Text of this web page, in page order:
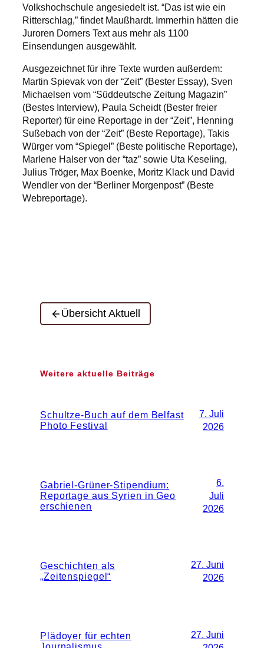
Volkshochschule angesiedelt ist. “Das ist wie ein
Ritterschlag,” findet Maußhardt. Immerhin hätten die
Juroren Dorners Text aus mehr als 1100
Einsendungen ausgewählt.
Ausgezeichnet für ihre Texte wurden außerdem:
Martin Spievak von der “Zeit” (Bester Essay), Sven
Michaelsen vom “Süddeutsche Zeitung Magazin”
(Bestes Interview), Paula Scheidt (Bester freier
Reporter) für eine Reportage in der “Zeit”, Henning
Sußebach von der “Zeit” (Beste Reportage), Takis
Würger vom “Spiegel” (Beste politische Reportage),
Marlene Halser von der “taz” sowie Uta Keseling,
Julius Tröger, Max Boenke, Moritz Klack und David
Wendler von der “Berliner Morgenpost” (Beste
Webreportage).
Übersicht Aktuell
Weitere aktuelle Beiträge
Schultze-Buch auf dem Belfast
Photo Festival
7. Juli
2026
Gabriel-Grüner-Stipendium:
Reportage aus Syrien in Geo
erschienen
6.
Juli
2026
Geschichten als
„Zeitenspiegel“
27. Juni
2026
Plädoyer für echten
27. Juni